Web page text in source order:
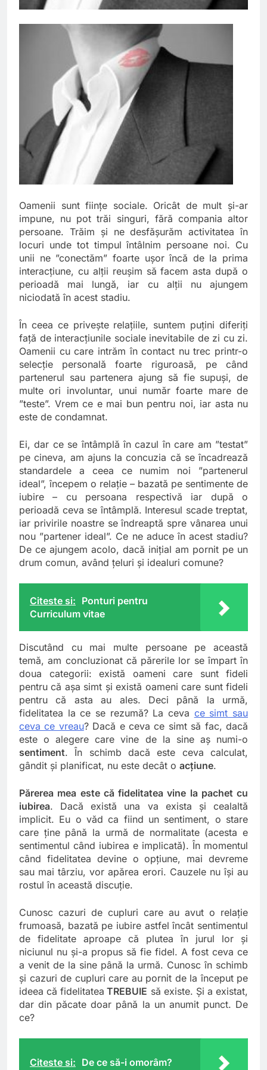
Oamenii sunt ființe sociale. Oricât de mult și-ar
impune, nu pot trăi singuri, fără compania altor
persoane. Trăim și ne desfășurăm activitatea în
locuri unde tot timpul întâlnim persoane noi. Cu
unii ne ”conectăm” foarte ușor încă de la prima
interacțiune, cu alții reușim să facem asta după o
perioadă mai lungă, iar cu alții nu ajungem
niciodată în acest stadiu.
În ceea ce privește relațiile, suntem puțini diferiți
față de interacțiunile sociale inevitabile de zi cu zi.
Oamenii cu care intrăm în contact nu trec printr-o
selecție personală foarte riguroasă, pe când
partenerul sau partenera ajung să fie supuși, de
multe ori involuntar, unui număr foarte mare de
”teste”. Vrem ce e mai bun pentru noi, iar asta nu
este de condamnat.
Ei, dar ce se întâmplă în cazul în care am ”testat”
pe cineva, am ajuns la concuzia că se încadrează
standardele a ceea ce numim noi ”partenerul
ideal”, începem o relație – bazată pe sentimente de
iubire – cu persoana respectivă iar după o
perioadă ceva se întâmplă. Interesul scade treptat,
iar privirile noastre se îndreaptă spre vânarea unui
nou ”partener ideal”. Ce ne aduce în acest stadiu?
De ce ajungem acolo, dacă inițial am pornit pe un
drum comun, având țeluri și idealuri comune?
Citeste si: Ponturi pentru
Curriculum vitae
Discutând cu mai multe persoane pe această
temă, am concluzionat că părerile lor se împart în
doua categorii: există oameni care sunt fideli
pentru că așa simt și există oameni care sunt fideli
pentru că asta au ales. Deci până la urmă,
fidelitatea la ce se rezumă? La ceva ce simt sau
ceva ce vreau? Dacă e ceva ce simt să fac, dacă
este o alegere care vine de la sine aș numi-o
sentiment. În schimb dacă este ceva calculat,
gândit şi planificat, nu este decât o acțiune.
Părerea mea este că fidelitatea vine la pachet cu
iubirea. Dacă există una va exista și cealaltă
implicit. Eu o văd ca fiind un sentiment, o stare
care ține până la urmă de normalitate (acesta e
sentimentul când iubirea e implicată). În momentul
când fidelitatea devine o opțiune, mai devreme
sau mai târziu, vor apărea erori. Cauzele nu își au
rostul în această discuție.
Cunosc cazuri de cupluri care au avut o relație
frumoasă, bazată pe iubire astfel încât sentimentul
de fidelitate aproape că plutea în jurul lor și
niciunul nu și-a propus să fie fidel. A fost ceva ce
a venit de la sine până la urmă. Cunosc în schimb
și cazuri de cupluri care au pornit de la început pe
ideea că fidelitatea TREBUIE să existe. Și a existat,
dar din păcate doar până la un anumit punct. De
ce?
Citeste si: De ce să-i omorâm?